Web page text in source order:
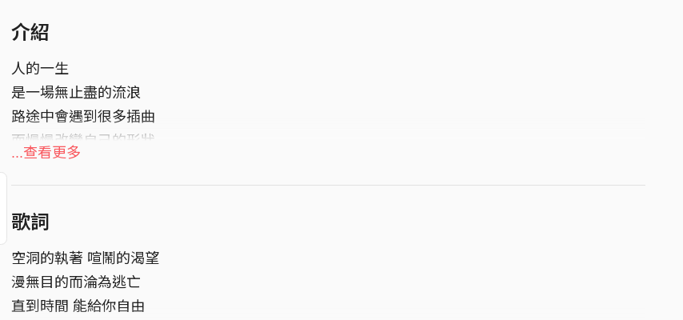
介紹
人的一生
是一場無止盡的流浪
路途中會遇到很多插曲
而慢慢改變自己的形狀
但每每回想起當初的模樣
仍會覺得那是最真實最美麗的開始
詞曲/吉他/和聲 李縉加
錄音 OTTM Studio
...查看更多
歌詞
空洞的執著 喧鬧的渴望
漫無目的而淪為逃亡
直到時間 能給你自由